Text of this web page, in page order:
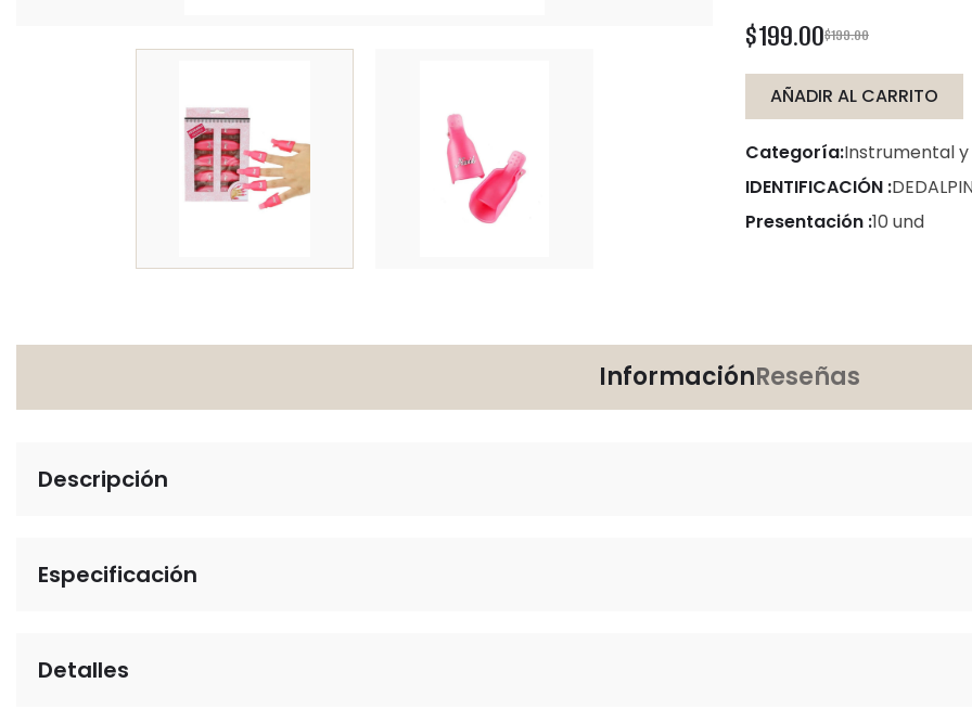
$199.00$199.00
AÑADIR AL CARRITO
Categoría:Instrumental
IDENTIFICACIÓN :
Presentación :10 und
InformaciónReseñas
Descripción
Especificación
Detalles